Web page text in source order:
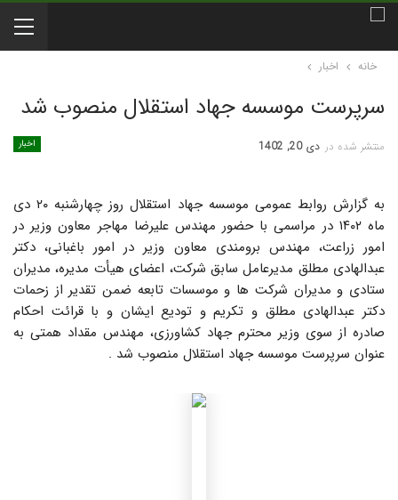
خانه اخبار
سرپرست موسسه جهاد استقلال منصوب شد
اخبار منتشر شده در دی 20, 1402
به گزارش روابط عمومی موسسه جهاد استقلال روز چهارشنبه ۲۰ دی
ماه ۱۴۰۲ در مراسمی با حضور مهندس علیرضا مهاجر معاون وزیر در
امور زراعت، مهندس برومندی معاون وزیر در امور باغبانی، دکتر
عبدالهادی مطلق مدیرعامل سابق شرکت، اعضای هیأت مدیره، مدیران
ستادی و مدیران شرکت ها و موسسات تابعه ضمن تقدیر از زحمات
دکتر عبدالهادی مطلق و تکریم و تودیع ایشان و با قرائت احکام
صادره از سوی وزیر محترم جهاد کشاورزی، مهندس مقداد همتی به
عنوان سرپرست موسسه جهاد استقلال منصوب شد .